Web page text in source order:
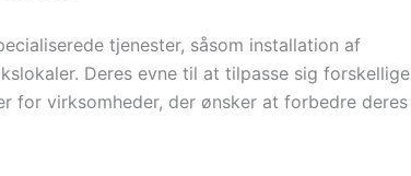
tjenester, såsom installation af
Deres evne til at tilpasse sig forskellige
virksomheder, der ønsker at forbedre deres